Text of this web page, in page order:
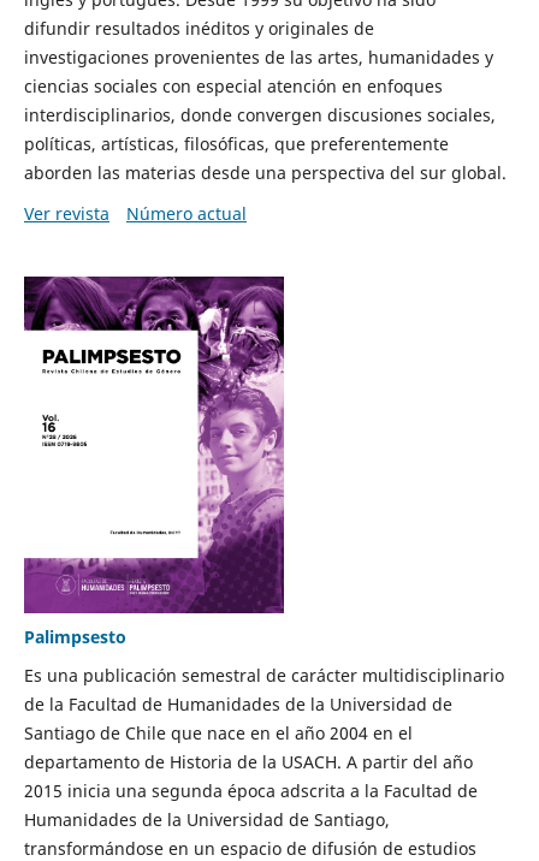
difundir resultados inéditos y originales de
investigaciones provenientes de las artes, humanidades y
ciencias sociales con especial atención en enfoques
interdisciplinarios, donde convergen discusiones sociales,
políticas, artísticas, filosóficas, que preferentemente
aborden las materias desde una perspectiva del sur global.
Ver revista
Número actual
Palimpsesto
Es una publicación semestral de carácter multidisciplinario
de la Facultad de Humanidades de la Universidad de
Santiago de Chile que nace en el año 2004 en el
departamento de Historia de la USACH. A partir del año
2015 inicia una segunda época adscrita a la Facultad de
Humanidades de la Universidad de Santiago,
transformándose en un espacio de difusión de estudios